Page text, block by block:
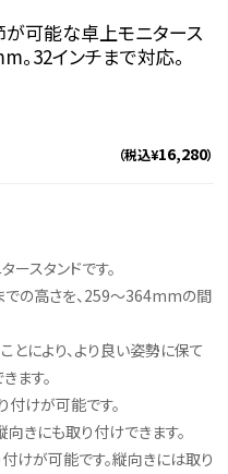
が可能な卓上モニタース
。32インチまで対応。
（税込¥16,280）
ースタンドです。
での高さを、259～364mmの間
とにより、より良い姿勢に保て
ます。
付けが可能です。
きにも取り付けできます。
けが可能です。縦向きには取り